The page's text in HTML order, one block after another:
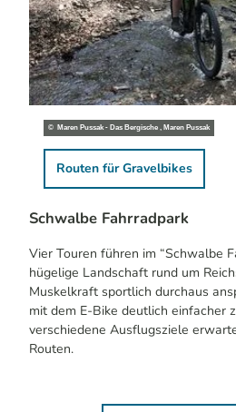
Gravelbike
© Maren Pussak - Das Bergische , Maren Pussak
Routen für Gravelbikes
Schwalbe Fahrradpark
Vier Touren führen im “Schwalbe
hügelige Landschaft rund um
Muskelkraft sportlich durchaus
mit dem E-Bike deutlich einfacher
verschiedene Ausflugsziele
Routen.